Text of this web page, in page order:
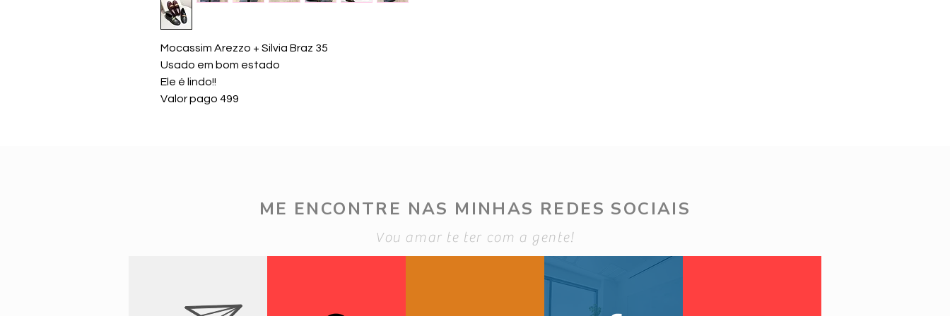
Mocassim Arezzo + Silvia Braz 35
Usado em bom estado
Ele é lindo!!
Valor pago 499
ME ENCONTRE NAS MINHAS REDES SOCIAIS
Vou amar te ter com a gente!